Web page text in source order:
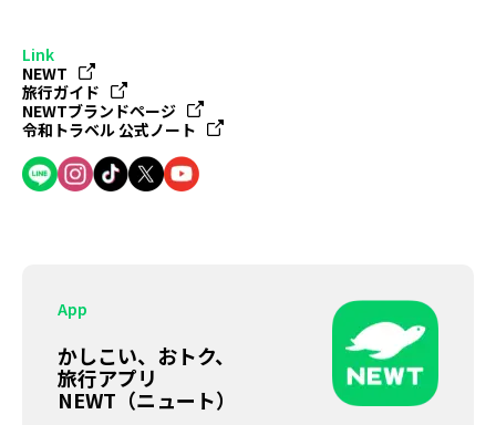
Link
NEWT
旅行ガイド
NEWTブランドページ
令和トラベル 公式ノート
App
かしこい、おトク、
旅行アプリ
NEWT（ニュート）